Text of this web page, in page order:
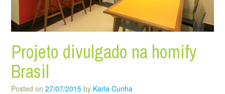
Projeto divulgado na homify
Brasil
Posted on 27/07/2015 by Karla Cunha